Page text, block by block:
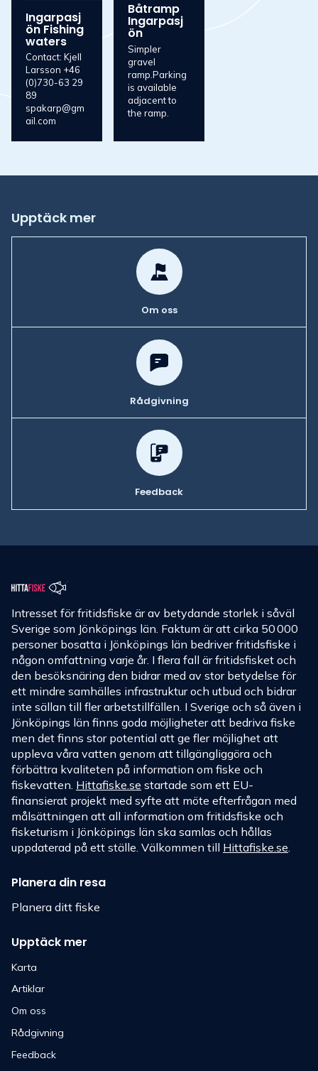
Ingarpasj
ön Fishing
waters
Contact: Kjell
Larsson +46
(0)730-63 29
89
spakarp@gm
ail.com
Båtramp
Ingarpasj
ön
Simpler
gravel
ramp.Parking
is available
adjacent to
the ramp.
Upptäck mer
Om oss
Rådgivning
Feedback
Intresset för fritidsfiske är av betydande storlek i såväl
Sverige som Jönköpings län. Faktum är att cirka 50 000
personer bosatta i Jönköpings län bedriver fritidsfiske i
någon omfattning varje år. I flera fall är fritidsfisket och
den besöksnäring den bidrar med av stor betydelse för
ett mindre samhälles infrastruktur och utbud och bidrar
inte sällan till fler arbetstillfällen. I Sverige och så även i
Jönköpings län finns goda möjligheter att bedriva fiske
men det finns stor potential att ge fler möjlighet att
uppleva våra vatten genom att tillgängliggöra och
förbättra kvaliteten på information om fiske och
fiskevatten. Hittafiske.se startade som ett EU-
finansierat projekt med syfte att möte efterfrågan med
målsättningen att all information om fritidsfiske och
fisketurism i Jönköpings län ska samlas och hållas
uppdaterad på ett ställe. Välkommen till Hittafiske.se
Planera din resa
Planera ditt fiske
Upptäck mer
Karta
Artiklar
Om oss
Rådgivning
Feedback